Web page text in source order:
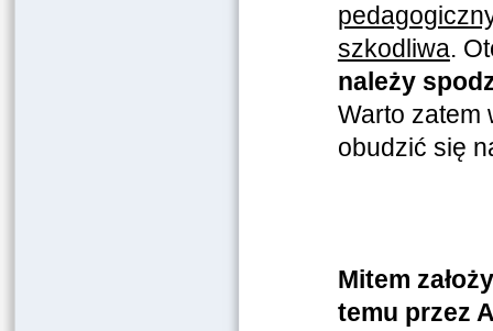
szkodliwa.
należy
Warto zatem
obudzić się
Mitem
temu przez